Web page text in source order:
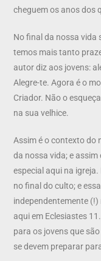
cheguem os anos dos
No final da nossa vida
temos mais tanto
autor diz aos jovens:
Alegre-te. Agora é o
Criador. Não o
na sua velhice.
Assim é o contexto do
da nossa vida; e
especial aqui na
no final do culto; e
independentemente
aqui em Eclesiastes
para os jovens que
se devem preparar